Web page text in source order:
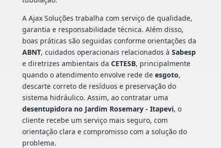
A Ajax Soluções trabalha com serviço de qualidade,
garantia e responsabilidade técnica. Além disso,
boas práticas são seguidas conforme orientações da
ABNT, cuidados operacionais relacionados à Sabesp
e diretrizes ambientais da CETESB, principalmente
quando o atendimento envolve rede de esgoto,
descarte correto de resíduos e preservação do
sistema hidráulico. Assim, ao contratar uma
desentupidora no Jardim Rosemary - Itapevi, o
cliente recebe um serviço mais seguro, com
orientação clara e compromisso com a solução do
problema.